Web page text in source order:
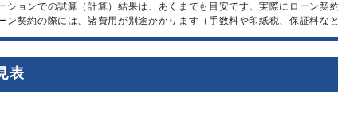
ションでの試算（計算）結果は、あくまでも目安です。実際にローン契
ン契約の際には、諸費用が別途かかります（手数料や印紙税、保証料な
表